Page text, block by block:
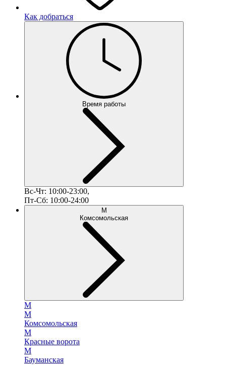
Как добраться
Время работы
Вс-Чт: 10:00-23:00,
Пт-Сб: 10:00-24:00
М
Комсомольская
М
М
Комсомольская
М
Красные ворота
М
Бауманская